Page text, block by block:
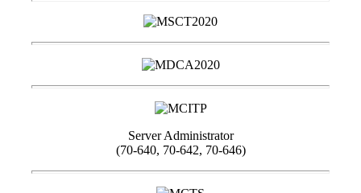
Server Administrator
(70-640, 70-642, 70-646)